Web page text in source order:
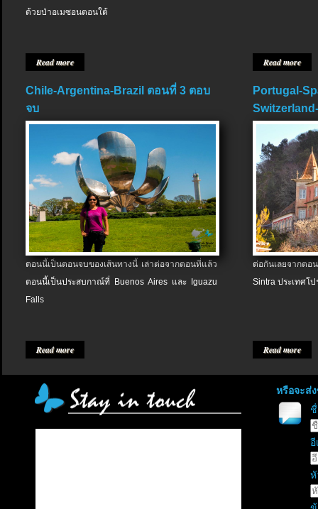
ด้วยป่าอเมซอนตอนใต้
Read more Read more
Chile-Argentina-Brazil ตอนที่ 3 ตอบ
จบ
ตอนนี้เป็นตอนจบของเส้นทางนี้ เล่าต่อจากตอนที่แล้ว
ตอนนี้เป็นประสบกาณ์ที่ Buenos Aires และ Iguazu
Falls
Read more
Portugal-
ต่อกันเลยจากต
Sintra ประเทศโป
Read more
หรือจะส่
อี
หั